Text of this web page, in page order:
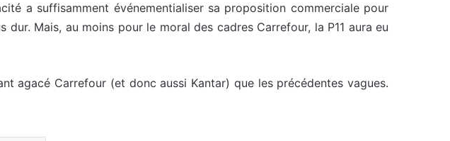
a suffisamment événementialiser sa proposition commerciale pour
Mais, au moins pour le moral des cadres Carrefour, la P11 aura eu
agacé Carrefour (et donc aussi Kantar) que les précédentes vagues.